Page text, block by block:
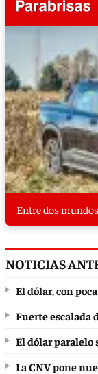
Entre dos
NOTICIAS
El dólar, con
Fuerte escalada
El dólar paralelo
La CNV pone